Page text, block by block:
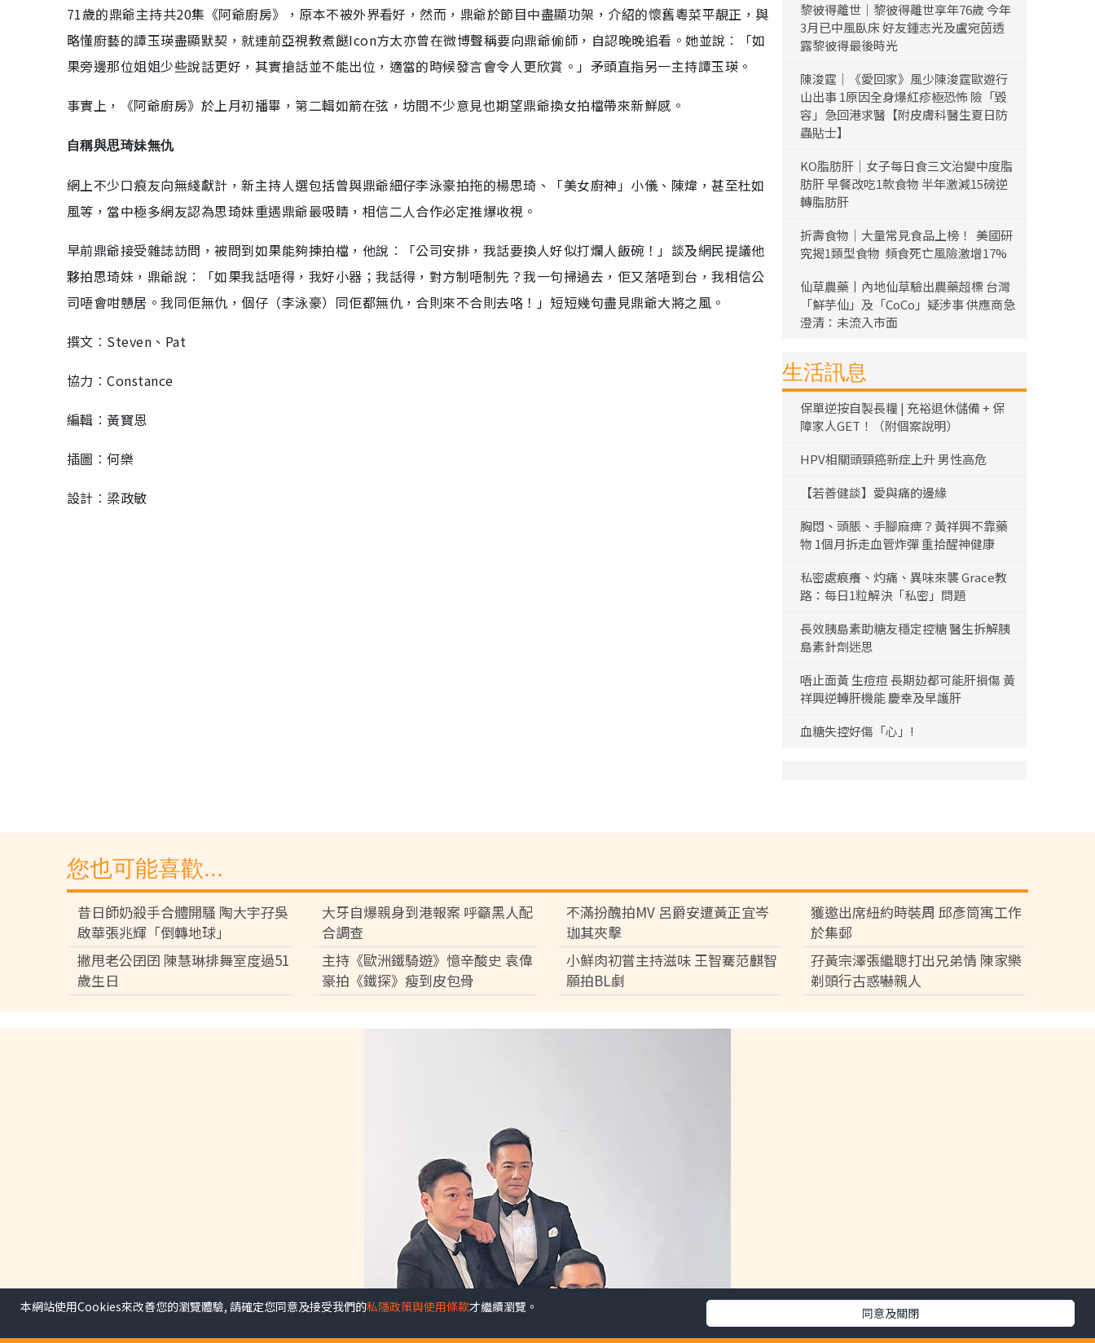
71歲的鼎爺主持共20集《阿爺廚房》，原本不被外界看好，然而，鼎爺於節目中盡顯功架，介紹的懷舊粵菜平靚正，與
略懂廚藝的譚玉瑛盡顯默契，就連前亞視教煮餸Icon方太亦曾在微博聲稱要向鼎爺偷師，自認晚晚追看。她並說︰「如
果旁邊那位姐姐少些說話更好，其實搶話並不能出位，適當的時候發言會令人更欣賞。」矛頭直指另一主持譚玉瑛。
事實上，《阿爺廚房》於上月初播畢，第二輯如箭在弦，坊間不少意見也期望鼎爺換女拍檔帶來新鮮感。
自稱與思琦妹無仇
網上不少口痕友向無綫獻計，新主持人選包括曾與鼎爺細仔李泳豪拍拖的楊思琦、「美女廚神」小儀、陳煒，甚至杜如
風等，當中極多網友認為思琦妹重遇鼎爺最吸睛，相信二人合作必定推爆收視。
早前鼎爺接受雜誌訪問，被問到如果能夠揀拍檔，他說︰「公司安排，我話要換人好似打爛人飯碗！」談及網民提議他
夥拍思琦妹，鼎爺說︰「如果我話唔得，我好小器；我話得，對方制唔制先？我一句掃過去，佢又落唔到台，我相信公
司唔會咁戇居。我同佢無仇，個仔（李泳豪）同佢都無仇，合則來不合則去咯！」短短幾句盡見鼎爺大將之風。
撰文︰Steven、Pat
協力︰Constance
編輯︰黃寶恩
插圖︰何樂
設計︰梁政敏
黎彼得離世｜黎彼得離世享年76歲 今年
3月已中風臥床 好友鍾志光及盧宛茵透
露黎彼得最後時光
陳浚霆｜《愛回家》風少陳浚霆歐遊行
山出事 1原因全身爆紅疹極恐怖 險「毀
容」急回港求醫【附皮膚科醫生夏日防
蟲貼士】
KO脂肪肝｜女子每日食三文治變中度脂
肪肝 早餐改吃1款食物 半年激減15磅逆
轉脂肪肝
折壽食物｜大量常見食品上榜！ 美國研
究揭1類型食物 頻食死亡風險激增17%
仙草農藥丨內地仙草驗出農藥超標 台灣
「鮮芋仙」及「CoCo」疑涉事 供應商急
澄清：未流入市面
生活訊息
保單逆按自製長糧 | 充裕退休儲備 + 保
障家人GET！（附個案說明）
HPV相關頭頸癌新症上升 男性高危
【若善健談】愛與痛的邊緣
胸悶、頭脹、手腳麻痺？黃祥興不靠藥
物 1個月拆走血管炸彈 重拾醒神健康
私密處痕癢、灼痛、異味來襲 Grace教
路：每日1粒解決「私密」問題
長效胰島素助糖友穩定控糖 醫生拆解胰
島素針劑迷思
唔止面黃 生痘痘 長期攰都可能肝損傷 黃
祥興逆轉肝機能 慶幸及早護肝
血糖失控好傷「心」!
您也可能喜歡...
昔日師奶殺手合體開騷 陶大宇孖吳
啟華張兆輝「倒轉地球」
大牙自爆親身到港報案 呼籲黑人配
合調查
不滿扮醜拍MV 呂爵安遭黃正宜岑
珈其夾擊
獲邀出席紐約時裝周 邱彥筒寓工作
於集郵
撇甩老公囝囝 陳慧琳排舞室度過51
歲生日
主持《歐洲鐵騎遊》憶辛酸史 袁偉
豪拍《鐵探》瘦到皮包骨
小鮮肉初嘗主持滋味 王智騫范麒智
願拍BL劇
孖黃宗澤張繼聰打出兄弟情 陳家樂
剃頭行古惑嚇親人
本網站使用Cookies來改善您的瀏覽體驗, 請確定您同意及接受我們的私隱政策與使用條款才繼續瀏覽。 同意及關閉